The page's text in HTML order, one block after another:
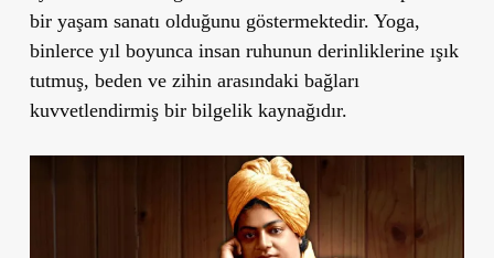
bir yaşam sanatı olduğunu göstermektedir. Yoga,
binlerce yıl boyunca insan ruhunun derinliklerine ışık
tutmuş, beden ve zihin arasındaki bağları
kuvvetlendirmiş bir bilgelik kaynağıdır.